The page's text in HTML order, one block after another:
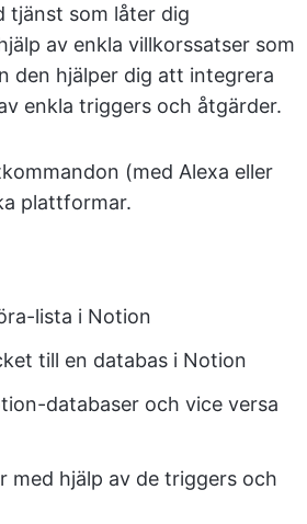
tjänst som låter dig
av enkla villkorssatser som
den hjälper dig att integrera
enkla triggers och åtgärder.
(med Alexa eller
plattformar.
lista i Notion
till en databas i Notion
databaser och vice versa
med hjälp av de triggers och